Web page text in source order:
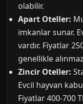
olabilir.
Apart Oteller:
imkanlar sunar.
vardır. Fiyatlar
genellikle
Zincir Oteller:
Evcil hayvan
Fiyatlar 400-700